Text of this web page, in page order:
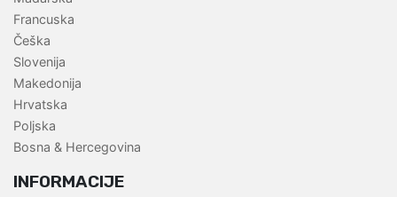
Francuska
Češka
Slovenija
Makedonija
Hrvatska
Poljska
Bosna & Hercegovina
INFORMACIJE